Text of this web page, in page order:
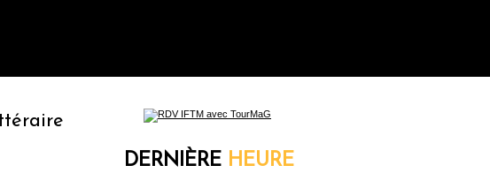
la première librairie du voyage
DERNIÈRE HEURE